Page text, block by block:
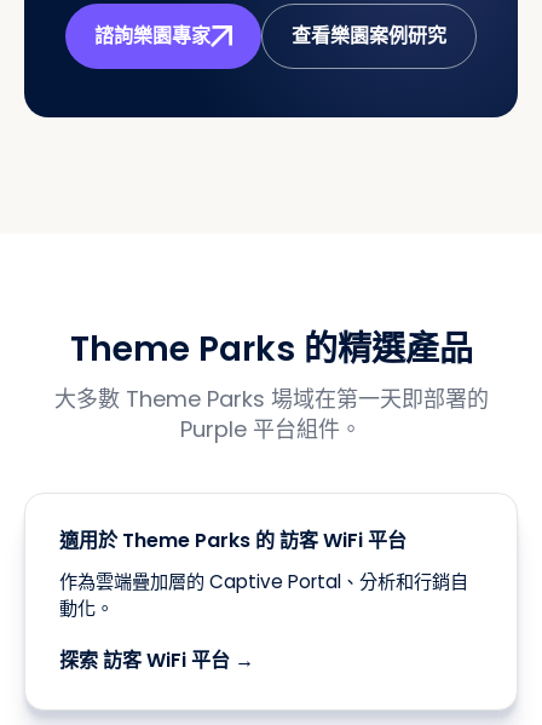
諮詢樂園專家 查看樂園案例研究
Theme Parks 的精選產品
大多數 Theme Parks 場域在第一天即部署的
Purple 平台組件。
適用於 Theme Parks 的 訪客 WiFi 平台
作為雲端疊加層的 Captive Portal、分析和行銷自
動化。
探索 訪客 WiFi 平台 →